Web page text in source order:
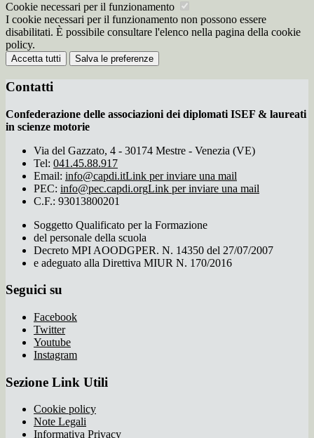
Cookie necessari per il funzionamento
I cookie necessari per il funzionamento non possono essere
disabilitati. È possibile consultare l'elenco nella pagina della cookie
policy.
Accetta tutti Salva le preferenze
Contatti
Confederazione delle associazioni dei diplomati ISEF & laureati
in scienze motorie
Via del Gazzato, 4 - 30174 Mestre - Venezia (VE)
Tel: 041.45.88.917
Email: info@capdi.itLink per inviare una mail
PEC: info@pec.capdi.orgLink per inviare una mail
C.F.: 93013800201
Soggetto Qualificato per la Formazione
del personale della scuola
Decreto MPI AOODGPER. N. 14350 del 27/07/2007
e adeguato alla Direttiva MIUR N. 170/2016
Seguici su
Facebook
Twitter
Youtube
Instagram
Sezione Link Utili
Cookie policy
Note Legali
Informativa Privacy